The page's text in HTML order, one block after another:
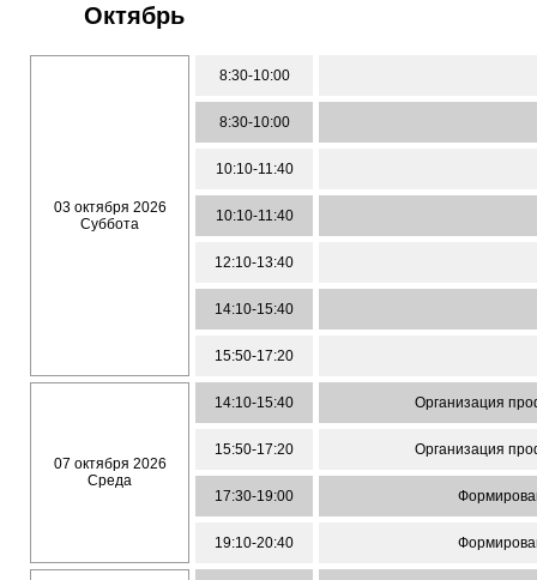
Октябрь
03 октября 2026
Суббота
8:30-10:00
8:30-10:00
10:10-11:40
10:10-11:40
12:10-13:40
14:10-15:40
15:50-17:20
07 октября 2026
Среда
14:10-15:40 Организация
15:50-17:20 Организация
17:30-19:00
19:10-20:40